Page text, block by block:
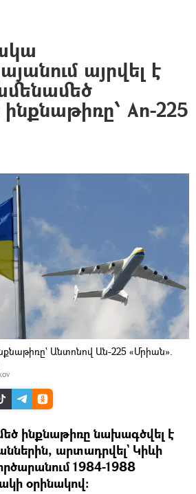
այրվել է
An-225
Անտոնով Ան-225 «Մրիան».
ինքնաթիռը նախագծվել է
արտադրվել` Կիևի
1984-1988
օրինակով։